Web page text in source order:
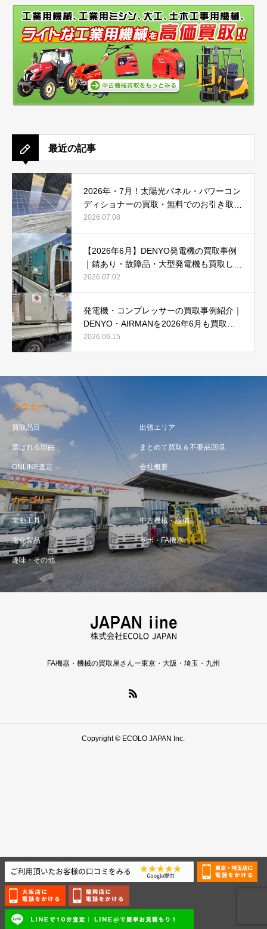
最近の記事
2026年・7月！太陽光パネル・パワーコン
ディショナーの買取・無料でのお引き取り
強化中です(^^♪
2026.07.08
【2026年6月】DENYO発電機の買取事例
｜錆あり・故障品・大型発電機も買取しま
した
2026.07.02
発電機・コンプレッサーの買取事例紹介｜
DENYO・AIRMANを2026年6月も買取強
化中
2026.06.15
メニュー
買取品目 出張エリア
選ばれる理由 まとめて買取＆不要品回収
ONLINE査定 会社概要
カテゴリー
電動工具 中古機械・設備
電化製品 ラボ・FA機器
趣味・その他
FA機器・機械の買取屋さんー東京・大阪・埼玉・九州
Copyright © ECOLO JAPAN Inc.